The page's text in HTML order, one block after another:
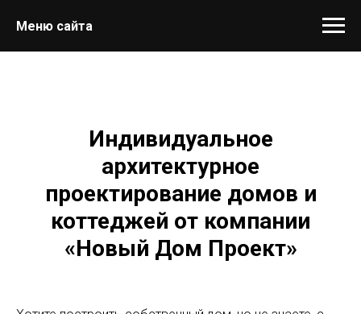
Меню сайта
Индивидуальное
архитектурное
проектирование домов и
коттеджей от компании
«Новый Дом Проект»